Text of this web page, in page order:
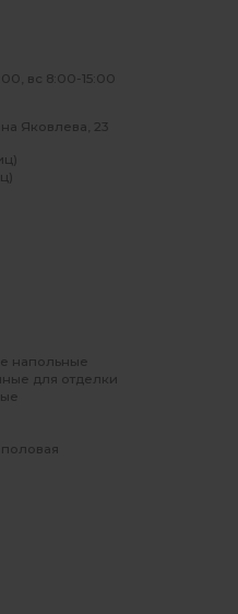
вс 8:00-15:00
Яковлева, 23
напольные
для отделки